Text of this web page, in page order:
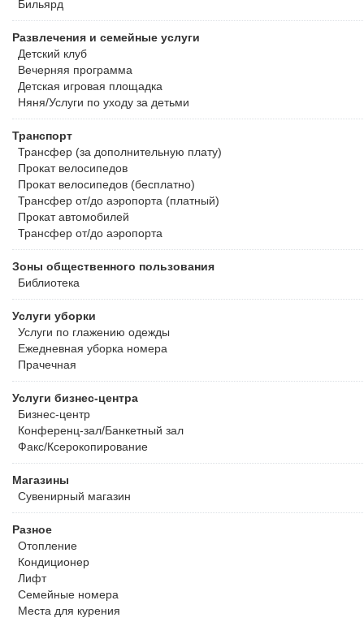
Бильярд
Развлечения и семейные услуги
Детский клуб
Вечерняя программа
Детская игровая площадка
Няня/Услуги по уходу за детьми
Транспорт
Трансфер (за дополнительную плату)
Прокат велосипедов
Прокат велосипедов (бесплатно)
Трансфер от/до аэропорта (платный)
Прокат автомобилей
Трансфер от/до аэропорта
Зоны общественного пользования
Библиотека
Услуги уборки
Услуги по глажению одежды
Ежедневная уборка номера
Прачечная
Услуги бизнес-центра
Бизнес-центр
Конференц-зал/Банкетный зал
Факс/Ксерокопирование
Магазины
Сувенирный магазин
Разное
Отопление
Кондиционер
Лифт
Семейные номера
Места для курения